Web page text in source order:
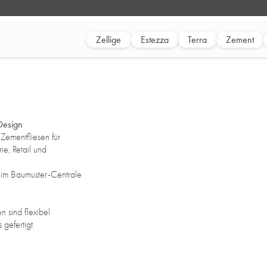
Zellige Estezza Terra Zement
für
Retail und
Baumuster-Centrale
sind flexibel
gefertigt.